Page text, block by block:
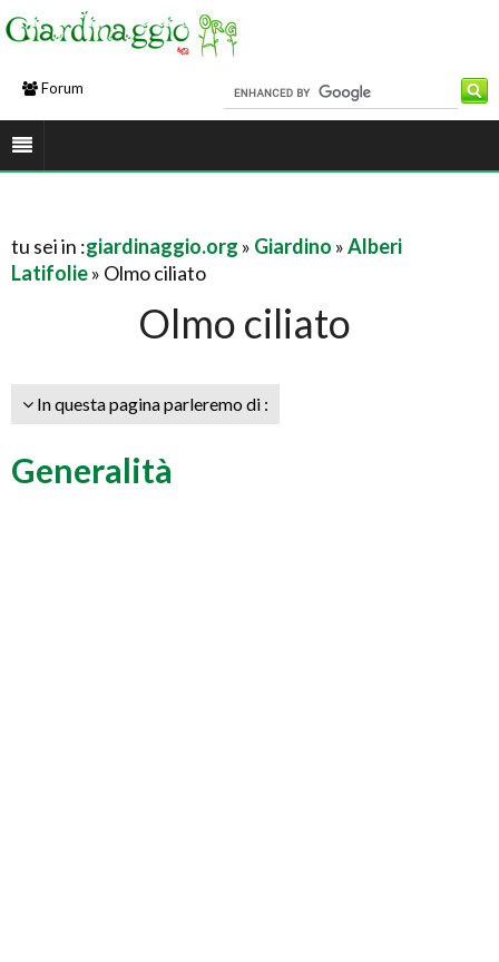
Forum
tu sei in :giardinaggio.org » Giardino »Alberi
Latifolie» Olmo ciliato
Olmo ciliato
In questa pagina parleremo di :
Generalità